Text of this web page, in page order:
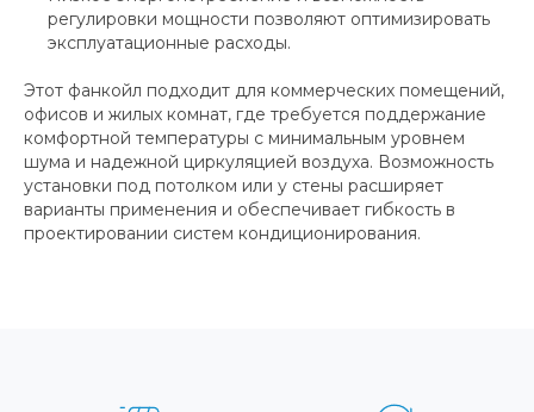
регулировки мощности позволяют оптимизировать
эксплуатационные расходы.
Этот фанкойл подходит для коммерческих помещений,
офисов и жилых комнат, где требуется поддержание
комфортной температуры с минимальным уровнем
шума и надежной циркуляцией воздуха. Возможность
установки под потолком или у стены расширяет
варианты применения и обеспечивает гибкость в
проектировании систем кондиционирования.